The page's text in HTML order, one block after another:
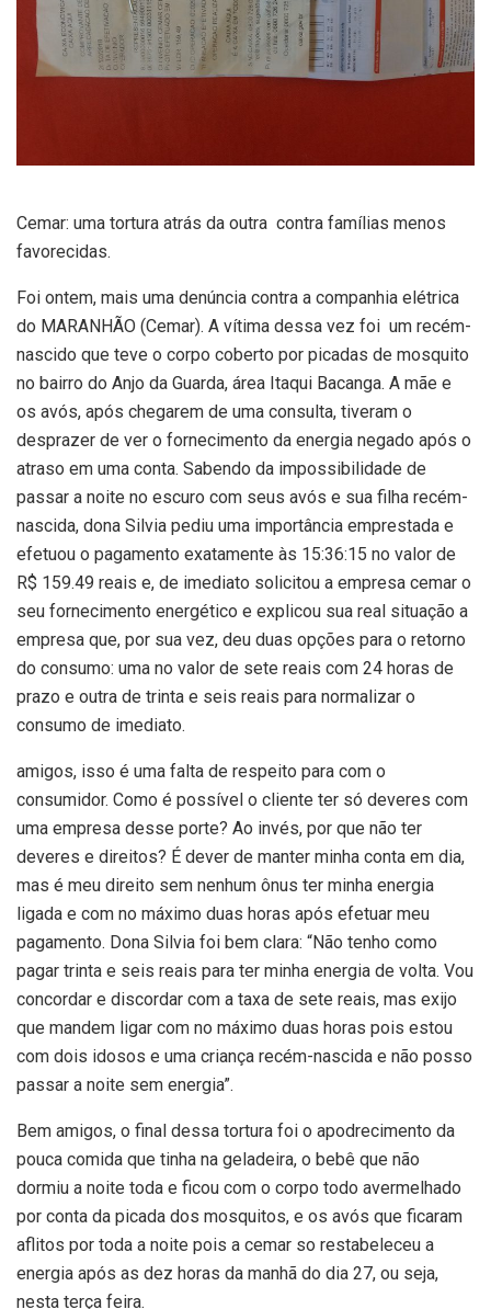
Cemar: uma tortura atrás da outra contra famílias menos
favorecidas.
Foi ontem, mais uma denúncia contra a companhia elétrica
do MARANHÃO (Cemar). A vítima dessa vez foi um recém-
nascido que teve o corpo coberto por picadas de mosquito
no bairro do Anjo da Guarda, área Itaqui Bacanga. A mãe e
os avós, após chegarem de uma consulta, tiveram o
desprazer de ver o fornecimento da energia negado após o
atraso em uma conta. Sabendo da impossibilidade de
passar a noite no escuro com seus avós e sua filha recém-
nascida, dona Silvia pediu uma importância emprestada e
efetuou o pagamento exatamente às 15:36:15 no valor de
R$ 159.49 reais e, de imediato solicitou a empresa cemar o
seu fornecimento energético e explicou sua real situação a
empresa que, por sua vez, deu duas opções para o retorno
do consumo: uma no valor de sete reais com 24 horas de
prazo e outra de trinta e seis reais para normalizar o
consumo de imediato.
amigos, isso é uma falta de respeito para com o
consumidor. Como é possível o cliente ter só deveres com
uma empresa desse porte? Ao invés, por que não ter
deveres e direitos? É dever de manter minha conta em dia,
mas é meu direito sem nenhum ônus ter minha energia
ligada e com no máximo duas horas após efetuar meu
pagamento. Dona Silvia foi bem clara: “Não tenho como
pagar trinta e seis reais para ter minha energia de volta. Vou
concordar e discordar com a taxa de sete reais, mas exijo
que mandem ligar com no máximo duas horas pois estou
com dois idosos e uma criança recém-nascida e não posso
passar a noite sem energia”.
Bem amigos, o final dessa tortura foi o apodrecimento da
pouca comida que tinha na geladeira, o bebê que não
dormiu a noite toda e ficou com o corpo todo avermelhado
por conta da picada dos mosquitos, e os avós que ficaram
aflitos por toda a noite pois a cemar so restabeleceu a
energia após as dez horas da manhã do dia 27, ou seja,
nesta terça feira.